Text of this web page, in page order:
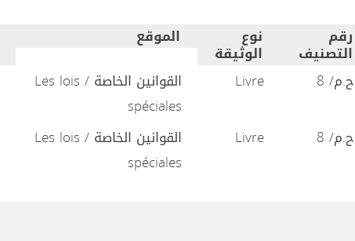
رقم
التصنيف
نوع
الوثيقة
الموقع
ح.م/ 8 Livre
القوانين الخاصة / Les lois
spéciales
ح.م/ 8 Livre
القوانين الخاصة / Les lois
spéciales